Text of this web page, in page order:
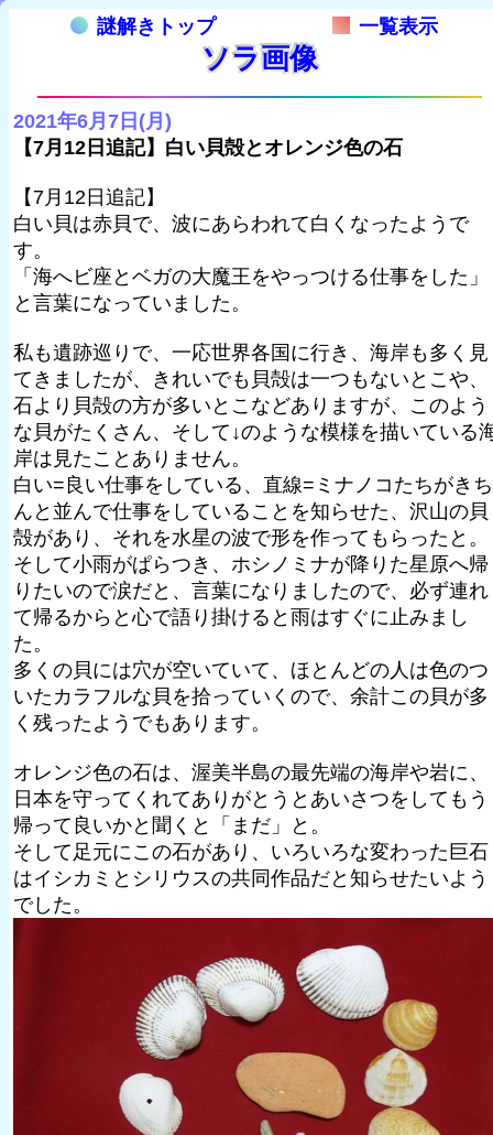
謎解きトップ 一覧表示
ソラ画像
2021年6月7日(月)
【7月12日追記】白い貝殻とオレンジ色の石
【7月12日追記】
白い貝は赤貝で、波にあらわれて白くなったようで
す。
「海へビ座とベガの大魔王をやっつける仕事をした」
と言葉になっていました。
私も遺跡巡りで、一応世界各国に行き、海岸も多く見
てきましたが、きれいでも貝殻は一つもないとこや、
石より貝殻の方が多いとこなどありますが、このよう
な貝がたくさん、そして↓のような模様を描いている
岸は見たことありません。
白い=良い仕事をしている、直線=ミナノコたちがきち
んと並んで仕事をしていることを知らせた、沢山の貝
殻があり、それを水星の波で形を作ってもらったと。
そして小雨がぱらつき、ホシノミナが降りた星原へ帰
りたいので涙だと、言葉になりましたので、必ず連れ
て帰るからと心で語り掛けると雨はすぐに止みまし
た。
多くの貝には穴が空いていて、ほとんどの人は色のつ
いたカラフルな貝を拾っていくので、余計この貝が多
く残ったようでもあります。
オレンジ色の石は、渥美半島の最先端の海岸や岩に、
日本を守ってくれてありがとうとあいさつをしてもう
帰って良いかと聞くと「まだ」と。
そして足元にこの石があり、いろいろな変わった巨石
はイシカミとシリウスの共同作品だと知らせたいよう
でした。